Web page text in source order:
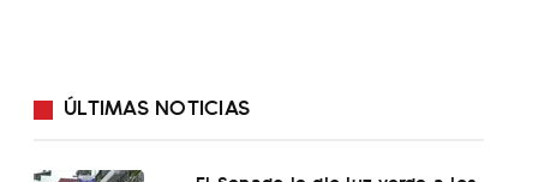
ÚLTIMAS NOTICIAS